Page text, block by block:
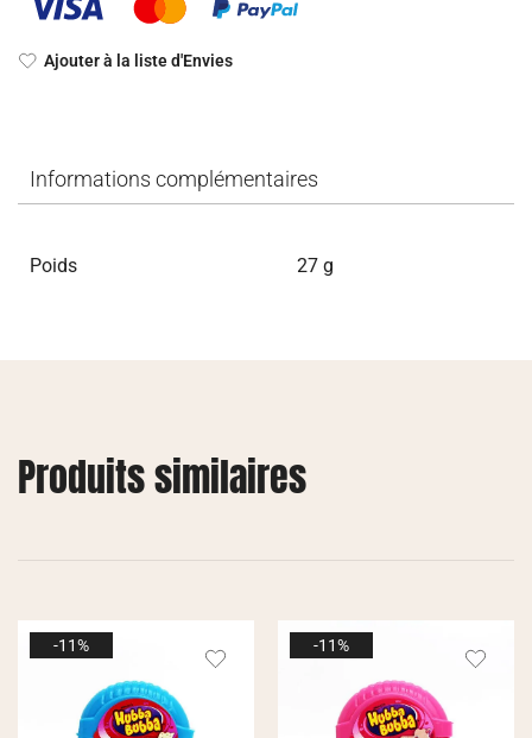
Ajouter à la liste d'Envies
Informations complémentaires
Poids 27 g
Produits similaires
-11% -11%